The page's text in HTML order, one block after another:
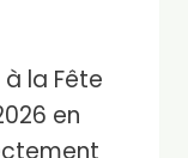
la Fête
en